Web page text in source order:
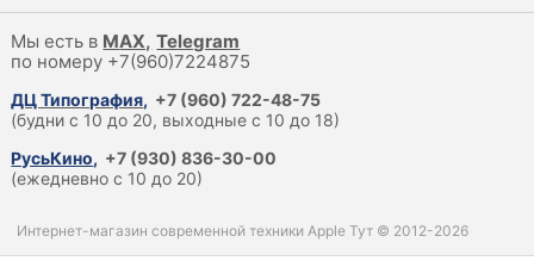
Мы есть в MAX, Telegram
по номеру +7(960)7224875
ДЦ Типография, +7 (960) 722-48-75
(будни с 10 до 20, выходные с 10 до 18)
РусьКино, +7 (930) 836-30-00
(ежедневно с 10 до 20)
Интернет-магазин современной техники Apple Тут © 2012-2026